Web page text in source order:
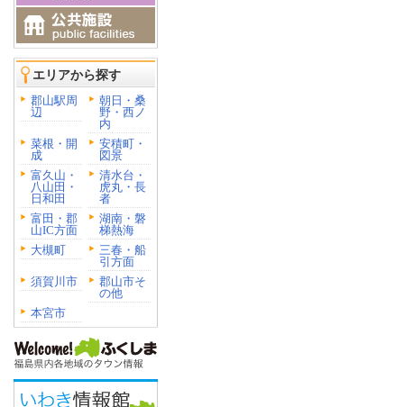
エリアから探す
郡山駅周
辺
朝日・桑
野・西ノ
内
菜根・開
成
安積町・
図景
富久山・
八山田・
日和田
清水台・
虎丸・長
者
富田・郡
山IC方面
湖南・磐
梯熱海
大槻町
三春・船
引方面
須賀川市
郡山市そ
の他
本宮市